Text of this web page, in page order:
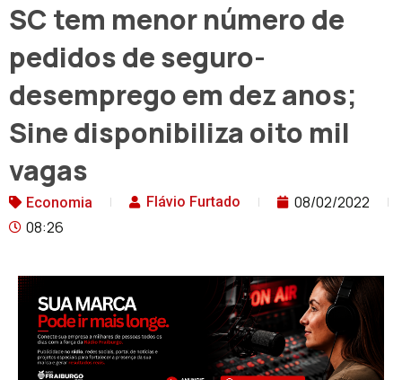
SC tem menor número de
pedidos de seguro-
desemprego em dez anos;
Sine disponibiliza oito mil
vagas
Economia Flávio Furtado
08/02/2022
08:26